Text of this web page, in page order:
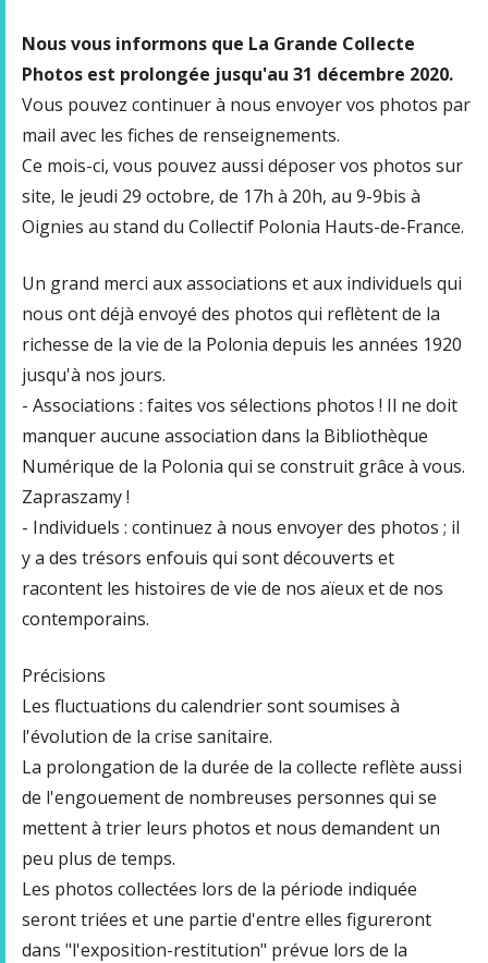
Nous vous informons que La Grande Collecte
Photos est prolongée jusqu'au 31 décembre 2020.
Vous pouvez continuer à nous envoyer vos photos par
mail avec les fiches de renseignements.
Ce mois-ci, vous pouvez aussi déposer vos photos sur
site, le jeudi 29 octobre, de 17h à 20h, au 9-9bis à
Oignies au stand du Collectif Polonia Hauts-de-France.
Un grand merci aux associations et aux individuels qui
nous ont déjà envoyé des photos qui reflètent de la
richesse de la vie de la Polonia depuis les années 1920
jusqu'à nos jours.
- Associations : faites vos sélections photos ! Il ne doit
manquer aucune association dans la Bibliothèque
Numérique de la Polonia qui se construit grâce à vous.
Zapraszamy !
- Individuels : continuez à nous envoyer des photos ; il
y a des trésors enfouis qui sont découverts et
racontent les histoires de vie de nos aïeux et de nos
contemporains.
Précisions
Les fluctuations du calendrier sont soumises à
l'évolution de la crise sanitaire.
La prolongation de la durée de la collecte reflète aussi
de l'engouement de nombreuses personnes qui se
mettent à trier leurs photos et nous demandent un
peu plus de temps.
Les photos collectées lors de la période indiquée
seront triées et une partie d'entre elles figureront
dans "l'exposition-restitution" prévue lors de la